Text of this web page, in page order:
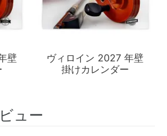
壁
ヴィロイン 2027 年壁
掛けカレンダー
ュー